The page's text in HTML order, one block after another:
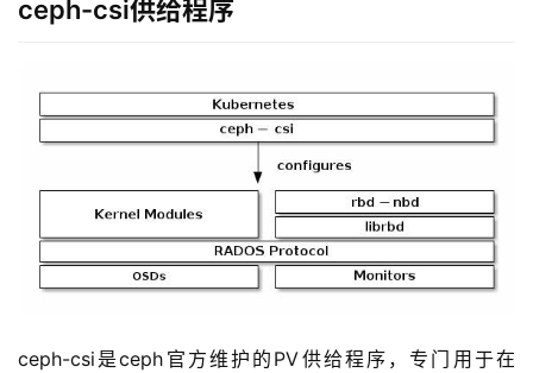
ceph-csi供给程序
ceph-csi是ceph官方维护的PV供给程序，专门用于在